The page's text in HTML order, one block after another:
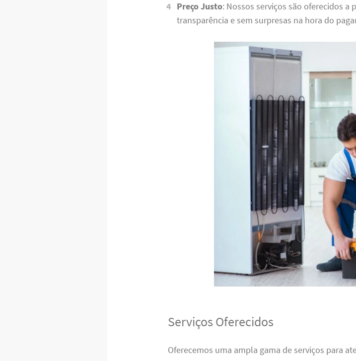
Preço Justo: Nossos serviços são oferecidos a
transparência e sem surpresas na hora do
Serviços Oferecidos
Oferecemos uma ampla gama de serviços para